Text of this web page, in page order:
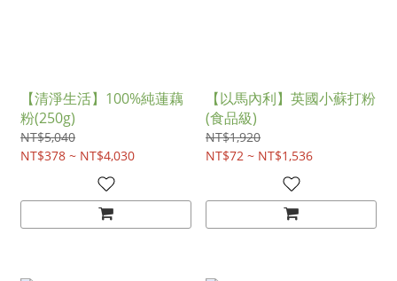
【清淨生活】100%純蓮藕
粉(250g)
NT$5,040
NT$378 ~ NT$4,030
【以馬內利】英國小蘇打粉
(食品級)
NT$1,920
NT$72 ~ NT$1,536